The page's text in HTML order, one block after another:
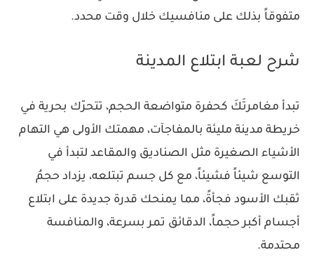
متفوقاً بذلك على منافسيك خلال وقت محدد.
شرح لعبة ابتلاع المدينة
تبدأ مغامرتَكَ كحفرة متواضعة الحجم، تتحرّك بحرية في
خريطة مدينة مليئة بالمفاجآت، مهمتك الأولى هي التهام
الأشياء الصغيرة مثل الصناديق والمقاعد لتبدأ في
التوسع شيئاً فشيئاً، مع كل جسم تبتلعه، يزداد حجمُ
ثقبك الأسود فجأةً، مما يمنحك قدرة جديدة على ابتلاع
أجسام أكبر حجماً، الدقائق تمر بسرعة، والمنافسة
محتدمة.